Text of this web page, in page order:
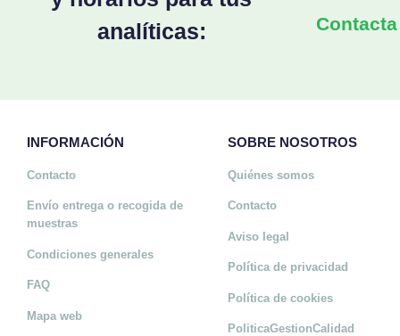
analíticas:
INFORMACIÓN
Contacto
Envío entrega o recogida de
muestras
Condiciones generales
FAQ
Mapa web
SOBRE NOSOTROS
Quiénes somos
Contacto
Aviso legal
Política de privacidad
Política de cookies
PoliticaGestionCalidad